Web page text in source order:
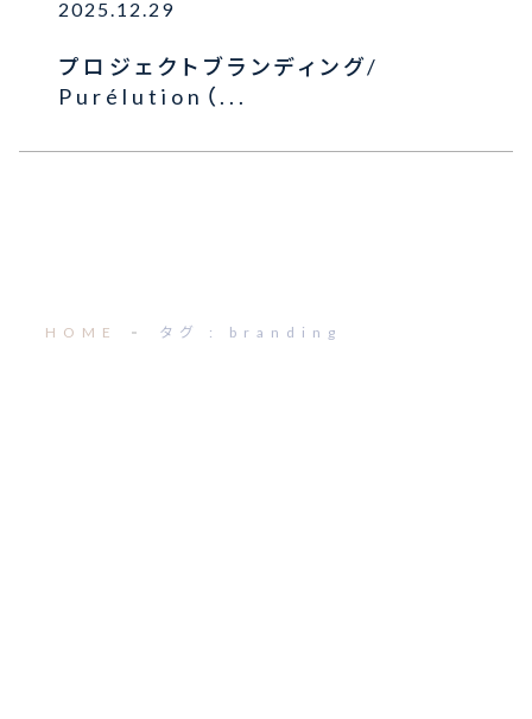
2025.12.29
プロジェクトブランディング/
Purélution（...
HOME タグ : branding